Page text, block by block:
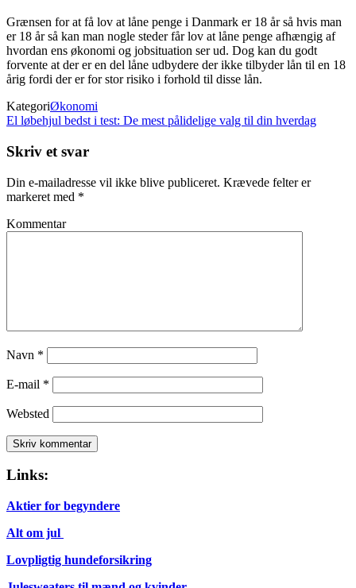
Grænsen for at få lov at låne penge i Danmark er 18 år så hvis man
er 18 år så kan man nogle steder får lov at låne penge afhængig af
hvordan ens økonomi og jobsituation ser ud. Dog kan du godt
forvente at der er en del låne udbydere der ikke tilbyder lån til en 18
årig fordi der er for stor risiko i forhold til disse lån.
KategoriØkonomi
El løbehjul bedst i test: De mest pålidelige valg til din hverdag
Skriv et svar
Din e-mailadresse vil ikke blive publiceret. Krævede felter er
markeret med *
Kommentar
Navn *
E-mail *
Websted
Links:
Aktier for begyndere
Alt om jul
Lovpligtig hundeforsikring